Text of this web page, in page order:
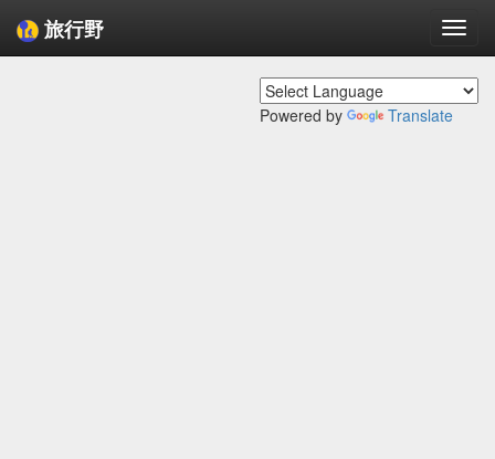
旅行野
Powered by Translate